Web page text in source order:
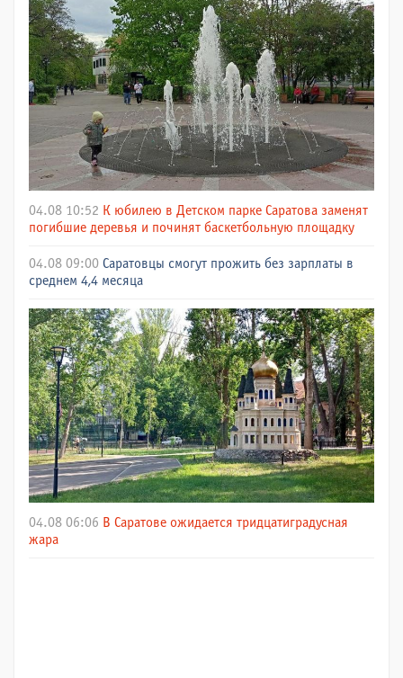
04.08 10:52 К юбилею в Детском парке Саратова заменят
погибшие деревья и починят баскетбольную площадку
04.08 09:00 Саратовцы смогут прожить без зарплаты в
среднем 4,4 месяца
04.08 06:06 В Саратове ожидается тридцатиградусная
жара